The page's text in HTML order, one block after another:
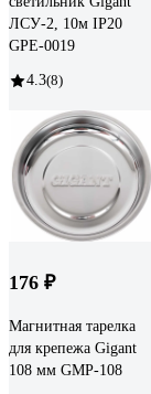
ЛСУ-2, 10м IP20
GPE-0019
4.3(8)
176 ₽
Магнитная тарелка
для крепежа Gigant
108 мм GMP-108